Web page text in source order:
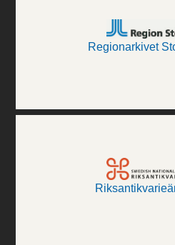
Regionarkivet